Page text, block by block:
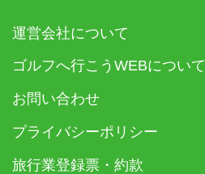
運営会社について
ゴルフへ行こうWEBについて
お問い合わせ
プライバシーポリシー
旅行業登録票・約款